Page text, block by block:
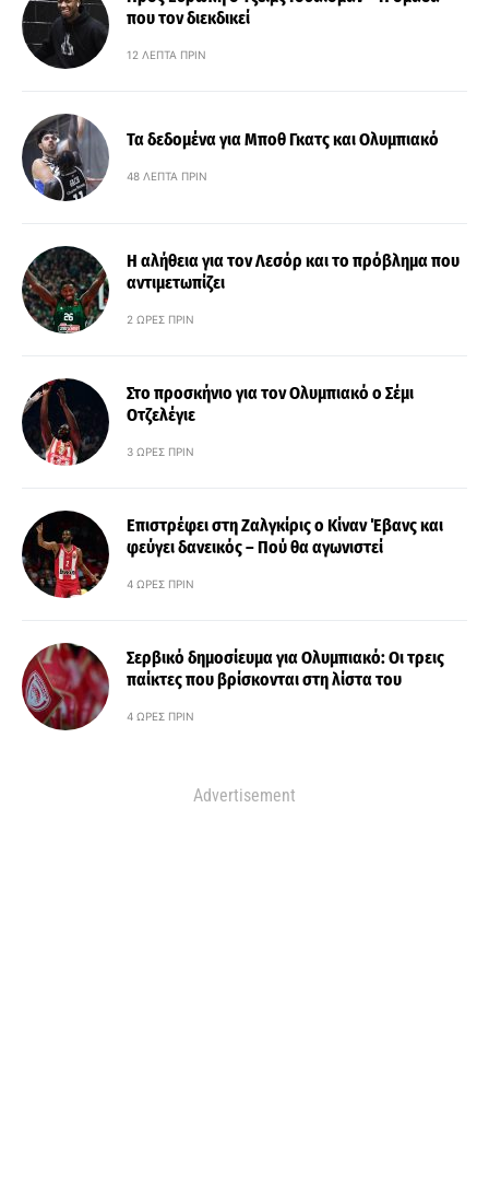
που τον διεκδικεί
12 ΛΕΠΤΆ ΠΡΙΝ
Τα δεδομένα για Μποθ Γκατς και Ολυμπιακό
48 ΛΕΠΤΆ ΠΡΙΝ
Η αλήθεια για τον Λεσόρ και το πρόβλημα που
αντιμετωπίζει
2 ΏΡΕΣ ΠΡΙΝ
Στο προσκήνιο για τον Ολυμπιακό ο Σέμι
Οτζελέγιε
3 ΏΡΕΣ ΠΡΙΝ
Επιστρέφει στη Ζαλγκίρις ο Κίναν Έβανς και
φεύγει δανεικός – Πού θα αγωνιστεί
4 ΏΡΕΣ ΠΡΙΝ
Σερβικό δημοσίευμα για Ολυμπιακό: Οι τρεις
παίκτες που βρίσκονται στη λίστα του
4 ΏΡΕΣ ΠΡΙΝ
Advertisement